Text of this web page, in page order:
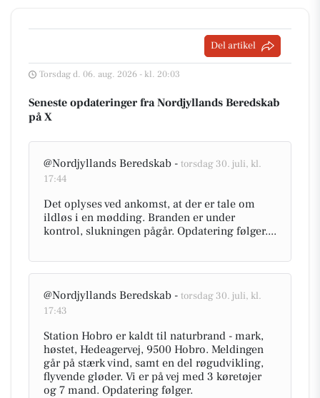
Del artikel
Torsdag d. 06. aug. 2026 - kl. 20:03
Seneste opdateringer fra Nordjyllands Beredskab
på X
@Nordjyllands Beredskab - torsdag 30. juli, kl.
17:44
Det oplyses ved ankomst, at der er tale om
ildløs i en mødding. Branden er under
kontrol, slukningen pågår. Opdatering følger....
@Nordjyllands Beredskab - torsdag 30. juli, kl.
17:43
Station Hobro er kaldt til naturbrand - mark,
høstet, Hedeagervej, 9500 Hobro. Meldingen
går på stærk vind, samt en del røgudvikling,
flyvende gløder. Vi er på vej med 3 køretøjer
og 7 mand. Opdatering følger.